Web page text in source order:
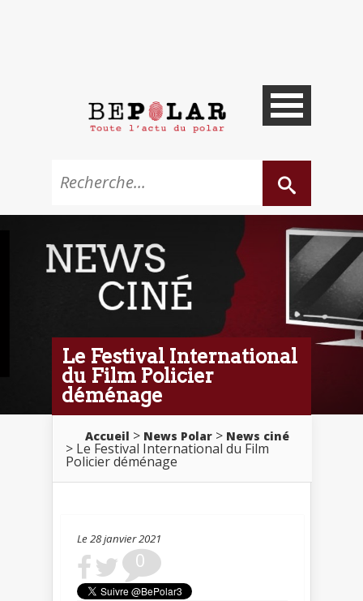
Le Festival International
du Film Policier
déménage
Accueil > News Polar > News ciné
> Le Festival International du Film
Policier déménage
Le 28 janvier 2021
0